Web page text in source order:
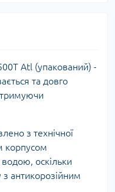
Atl (упакований) -
та довго
з технічної
корпусом
оскільки
антикорозійним